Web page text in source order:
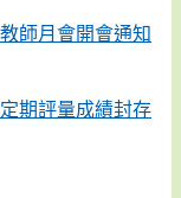
師月會開會通知
期評量成績封存